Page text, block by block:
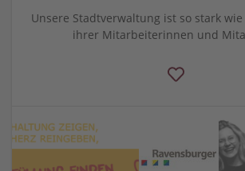
Unsere Stadtverwaltung ist so stark
ihrer Mitarbeiterinnen und